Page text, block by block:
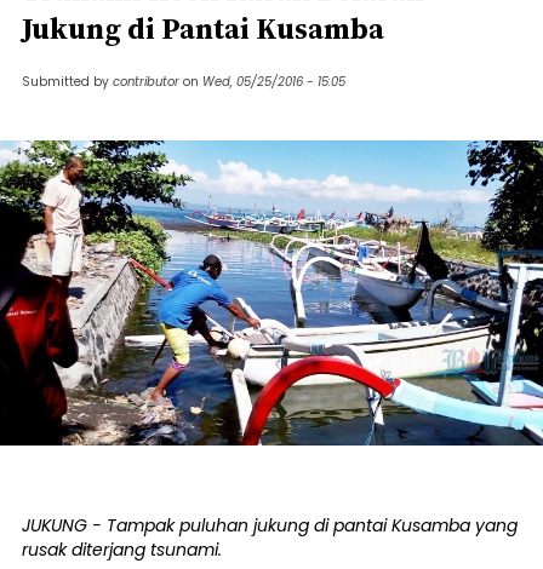
Jukung di Pantai Kusamba
Submitted by contributor on Wed, 05/25/2016 - 15:05
JUKUNG - Tampak puluhan jukung di pantai Kusamba yang
rusak diterjang tsunami.